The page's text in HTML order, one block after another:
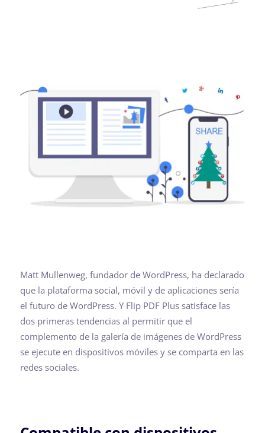
Matt Mullenweg, fundador de WordPress, ha declarado
que la plataforma social, móvil y de aplicaciones sería
el futuro de WordPress. Y Flip PDF Plus satisface las
dos primeras tendencias al permitir que el
complemento de la galería de imágenes de WordPress
se ejecute en dispositivos móviles y se comparta en las
redes sociales.